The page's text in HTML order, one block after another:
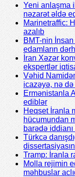
Yeni anlaşma
nəzarət əldə
Marinetraffic:
azalıb
BMT-nin
edamların
İran Xəzər
ekspertlər
Vəhid
icazəyə, nə
Ermənistanla
ediblər
Heqset İranla
hücumundan
barədə
Türkcə
Tramp: İranla
Molla rejimin
məhbuslar